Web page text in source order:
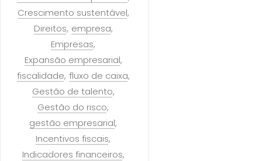
Crescimento sustentável
Direitos empresa
Empresas
Expansão empresarial
fiscalidade fluxo de caixa
Gestão de talento
Gestão do risco
gestão empresarial
Incentivos fiscais
Indicadores financeiros